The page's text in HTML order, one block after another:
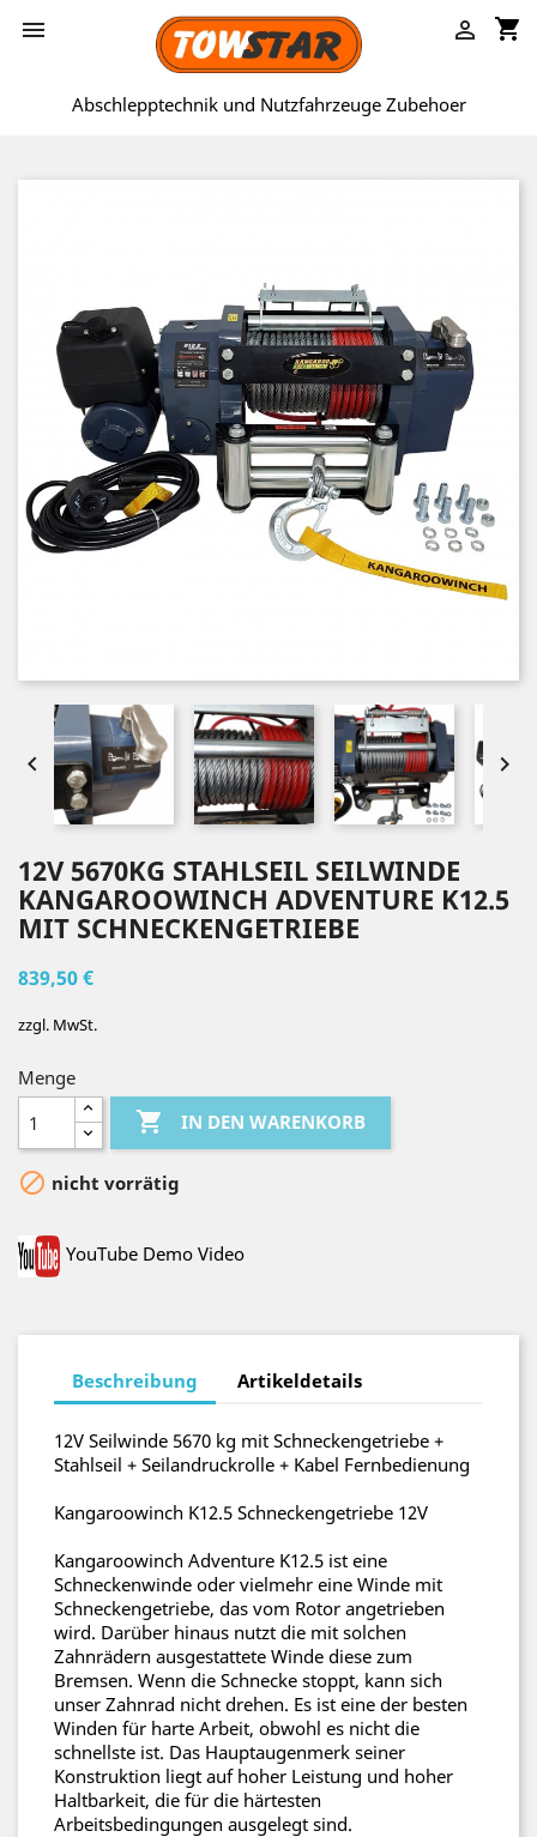
 shopping_cart

Abschlepptechnik und Nutzfahrzeuge Zubehoer
 
12V 5670KG STAHLSEIL SEILWINDE
KANGAROOWINCH ADVENTURE K12.5
MIT SCHNECKENGETRIEBE
839,50 €
zzgl. MwSt.
Menge
 IN DEN WARENKORB
 nicht vorrätig
YouTube Demo Video
Beschreibung Artikeldetails
12V Seilwinde 5670 kg mit Schneckengetriebe +
Stahlseil + Seilandruckrolle + Kabel Fernbedienung
Kangaroowinch K12.5 Schneckengetriebe 12V
Kangaroowinch Adventure K12.5 ist eine
Schneckenwinde oder vielmehr eine Winde mit
Schneckengetriebe, das vom Rotor angetrieben
wird. Darüber hinaus nutzt die mit solchen
Zahnrädern ausgestattete Winde diese zum
Bremsen. Wenn die Schnecke stoppt, kann sich
unser Zahnrad nicht drehen. Es ist eine der besten
Winden für harte Arbeit, obwohl es nicht die
schnellste ist. Das Hauptaugenmerk seiner
Konstruktion liegt auf hoher Leistung und hoher
Haltbarkeit, die für die härtesten
Arbeitsbedingungen ausgelegt sind.